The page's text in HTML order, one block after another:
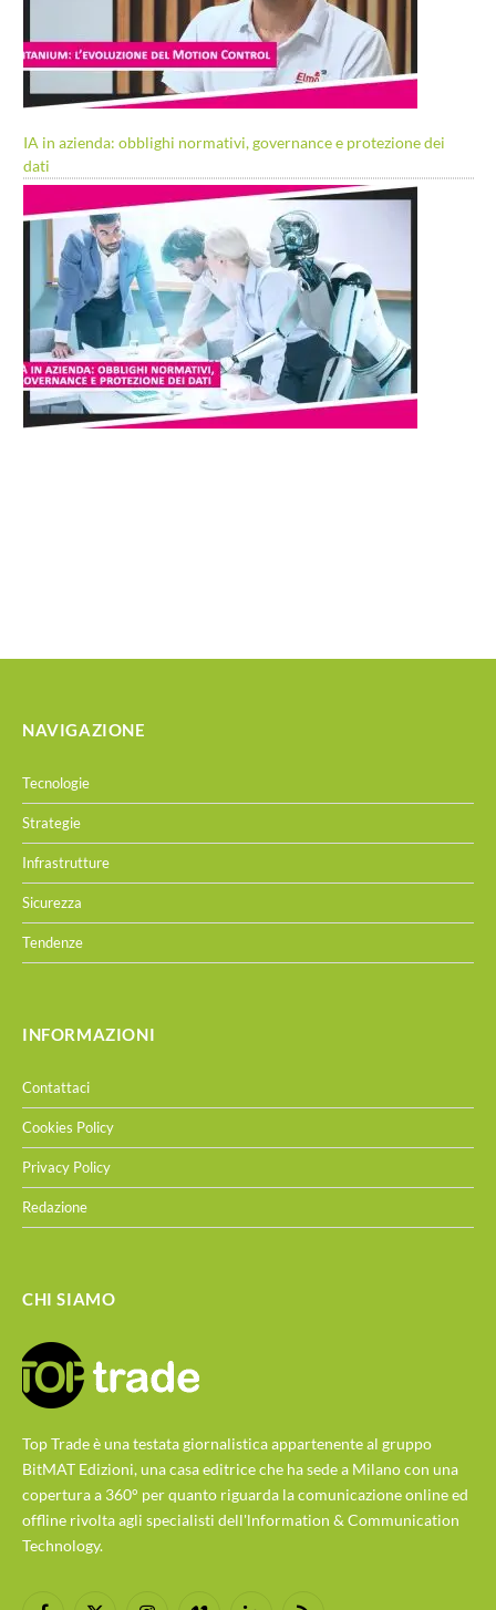
IA in azienda: obblighi normativi, governance e protezione dei
dati
NAVIGAZIONE
Tecnologie
Strategie
Infrastrutture
Sicurezza
Tendenze
INFORMAZIONI
Contattaci
Cookies Policy
Privacy Policy
Redazione
CHI SIAMO
Top Trade è una testata giornalistica appartenente al gruppo
BitMAT Edizioni, una casa editrice che ha sede a Milano con una
copertura a 360° per quanto riguarda la comunicazione online ed
offline rivolta agli specialisti dell'lnformation & Communication
Technology.